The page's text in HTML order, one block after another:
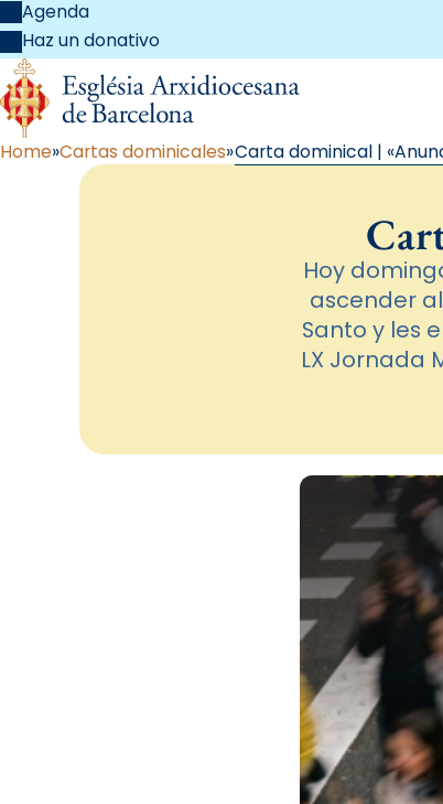
Agenda
Haz un donativo
Home Cartas dominicales Carta dominical |
Hoy
ascender
Santo y les
LX Jornada